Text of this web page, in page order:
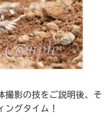
撮影の技をご説明後、そ
ングタイム！